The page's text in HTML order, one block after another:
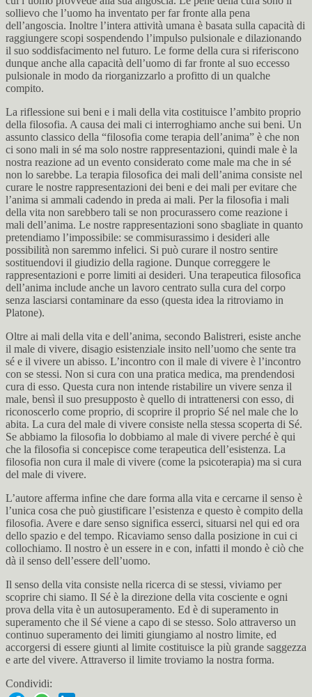
sollievo che l’uomo ha inventato per far fronte alla pena
dell’angoscia. Inoltre l’intera attività umana è basata sulla capacità di
raggiungere scopi sospendendo l’impulso pulsionale e dilazionando
il suo soddisfacimento nel futuro. Le forme della cura si riferiscono
dunque anche alla capacità dell’uomo di far fronte al suo eccesso
pulsionale in modo da riorganizzarlo a profitto di un qualche
compito.
La riflessione sui beni e i mali della vita costituisce l’ambito proprio
della filosofia. A causa dei mali ci interroghiamo anche sui beni. Un
assunto classico della “filosofia come terapia dell’anima” è che non
ci sono mali in sé ma solo nostre rappresentazioni, quindi male è la
nostra reazione ad un evento considerato come male ma che in sé
non lo sarebbe. La terapia filosofica dei mali dell’anima consiste nel
curare le nostre rappresentazioni dei beni e dei mali per evitare che
l’anima si ammali cadendo in preda ai mali. Per la filosofia i mali
della vita non sarebbero tali se non procurassero come reazione i
mali dell’anima. Le nostre rappresentazioni sono sbagliate in quanto
pretendiamo l’impossibile: se commisurassimo i desideri alle
possibilità non saremmo infelici. Si può curare il nostro sentire
sostituendovi il giudizio della ragione. Dunque correggere le
rappresentazioni e porre limiti ai desideri. Una terapeutica filosofica
dell’anima include anche un lavoro centrato sulla cura del corpo
senza lasciarsi contaminare da esso (questa idea la ritroviamo in
Platone).
Oltre ai mali della vita e dell’anima, secondo Balistreri, esiste anche
il male di vivere, disagio esistenziale insito nell’uomo che sente tra
sé e il vivere un abisso. L’incontro con il male di vivere è l’incontro
con se stessi. Non si cura con una pratica medica, ma prendendosi
cura di esso. Questa cura non intende ristabilire un vivere senza il
male, bensì il suo presupposto è quello di intrattenersi con esso, di
riconoscerlo come proprio, di scoprire il proprio Sé nel male che lo
abita. La cura del male di vivere consiste nella stessa scoperta di Sé.
Se abbiamo la filosofia lo dobbiamo al male di vivere perché è qui
che la filosofia si concepisce come terapeutica dell’esistenza. La
filosofia non cura il male di vivere (come la psicoterapia) ma si cura
del male di vivere.
L’autore afferma infine che dare forma alla vita e cercarne il senso è
l’unica cosa che può giustificare l’esistenza e questo è compito della
filosofia. Avere e dare senso significa esserci, situarsi nel qui ed ora
dello spazio e del tempo. Ricaviamo senso dalla posizione in cui ci
collochiamo. Il nostro è un essere in e con, infatti il mondo è ciò che
dà il senso dell’essere dell’uomo.
Il senso della vita consiste nella ricerca di se stessi, viviamo per
scoprire chi siamo. Il Sé è la direzione della vita cosciente e ogni
prova della vita è un autosuperamento. Ed è di superamento in
superamento che il Sé viene a capo di se stesso. Solo attraverso un
continuo superamento dei limiti giungiamo al nostro limite, ed
accorgersi di essere giunti al limite costituisce la più grande saggezza
e arte del vivere. Attraverso il limite troviamo la nostra forma.
Condividi: